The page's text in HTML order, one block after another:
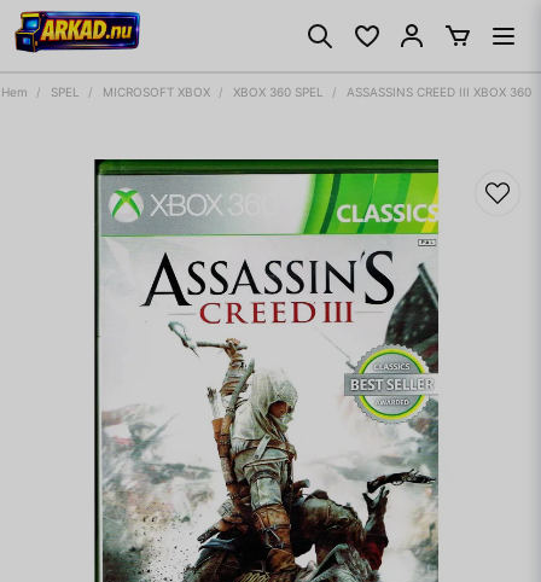
Hem SPEL MICROSOFT XBOX XBOX 360 SPEL ASSASSINS CREED III XBOX 360